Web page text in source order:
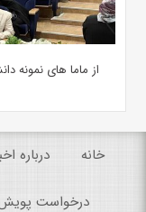
از ماما های نمونه
خانه درباره
درخواست